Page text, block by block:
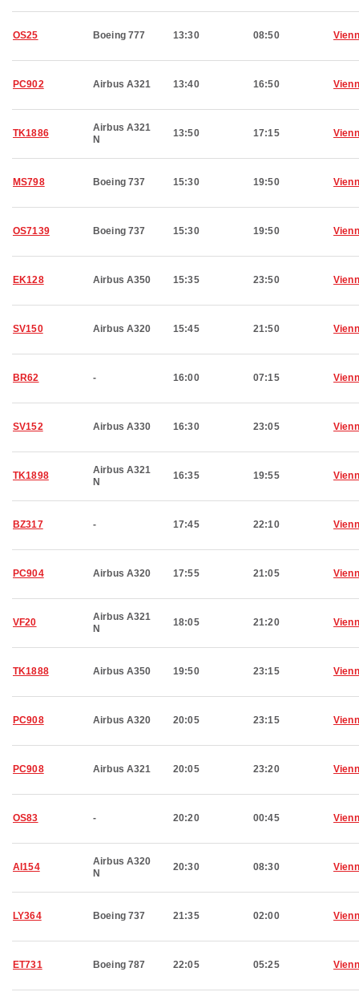
OS25 Boeing 777 13:30 08:50
PC902 Airbus A321 13:40 16:50
TK1886
Airbus A321
N
13:50 17:15
MS798 Boeing 737 15:30 19:50
OS7139 Boeing 737 15:30 19:50
EK128 Airbus A350 15:35 23:50
SV150 Airbus A320 15:45 21:50
BR62 - 16:00 07:15
SV152 Airbus A330 16:30 23:05
TK1898
Airbus A321
N
16:35 19:55
BZ317 - 17:45 22:10
PC904 Airbus A320 17:55 21:05
VF20
Airbus A321
N
18:05 21:20
TK1888 Airbus A350 19:50 23:15
PC908 Airbus A320 20:05 23:15
PC908 Airbus A321 20:05 23:20
OS83 - 20:20 00:45
AI154
Airbus A320
N
20:30 08:30
LY364 Boeing 737 21:35 02:00
ET731 Boeing 787 22:05 05:25